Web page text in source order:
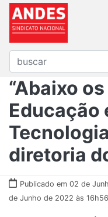
“Abaixo
Educação
diretoria
Publicado em 02 de
de Junho de 2022 às 16h56